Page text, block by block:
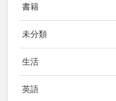
書籍
未分類
生活
英語